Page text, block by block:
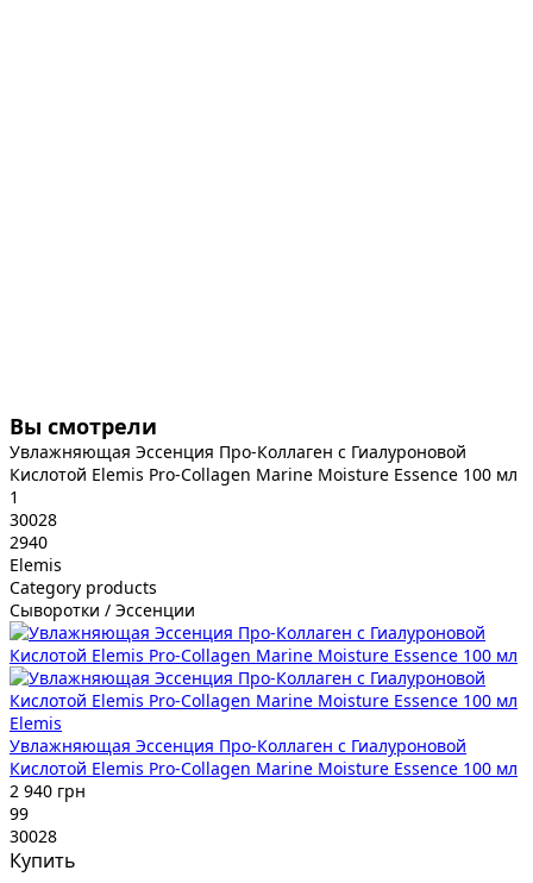
Вы смотрели
Увлажняющая Эссенция Про-Коллаген с Гиалуроновой
Кислотой Elemis Pro-Collagen Marine Moisture Essence 100 мл
1
30028
2940
Elemis
Category products
Сыворотки / Эссенции
Elemis
Увлажняющая Эссенция Про-Коллаген с Гиалуроновой
Кислотой Elemis Pro-Collagen Marine Moisture Essence 100 мл
2 940 грн
99
30028
Купить